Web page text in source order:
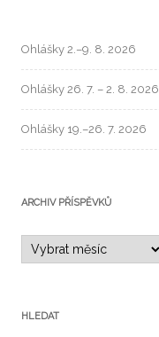
Ohlášky 2.–9. 8. 2026
Ohlášky 26. 7. – 2. 8. 2026
Ohlášky 19.–26. 7. 2026
ARCHIV PŘÍSPĚVKŮ
HLEDAT